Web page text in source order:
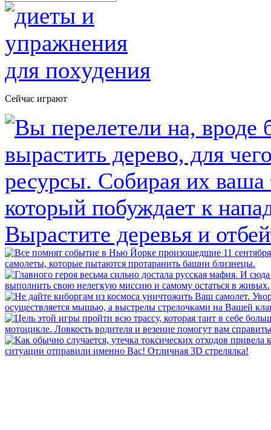
Сейчас играют